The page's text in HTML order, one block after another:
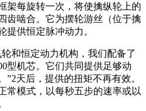
架每旋转一次，将使擒纵轮上的
齿啮合。它为摆轮游丝（位于擒
提供恒定脉冲动力。
和恒定动力机构，我们配备了
型机芯。它们共同提供足够动
”2天后，提供的扭矩不再有效。
常模式，以每秒五步的速率或以